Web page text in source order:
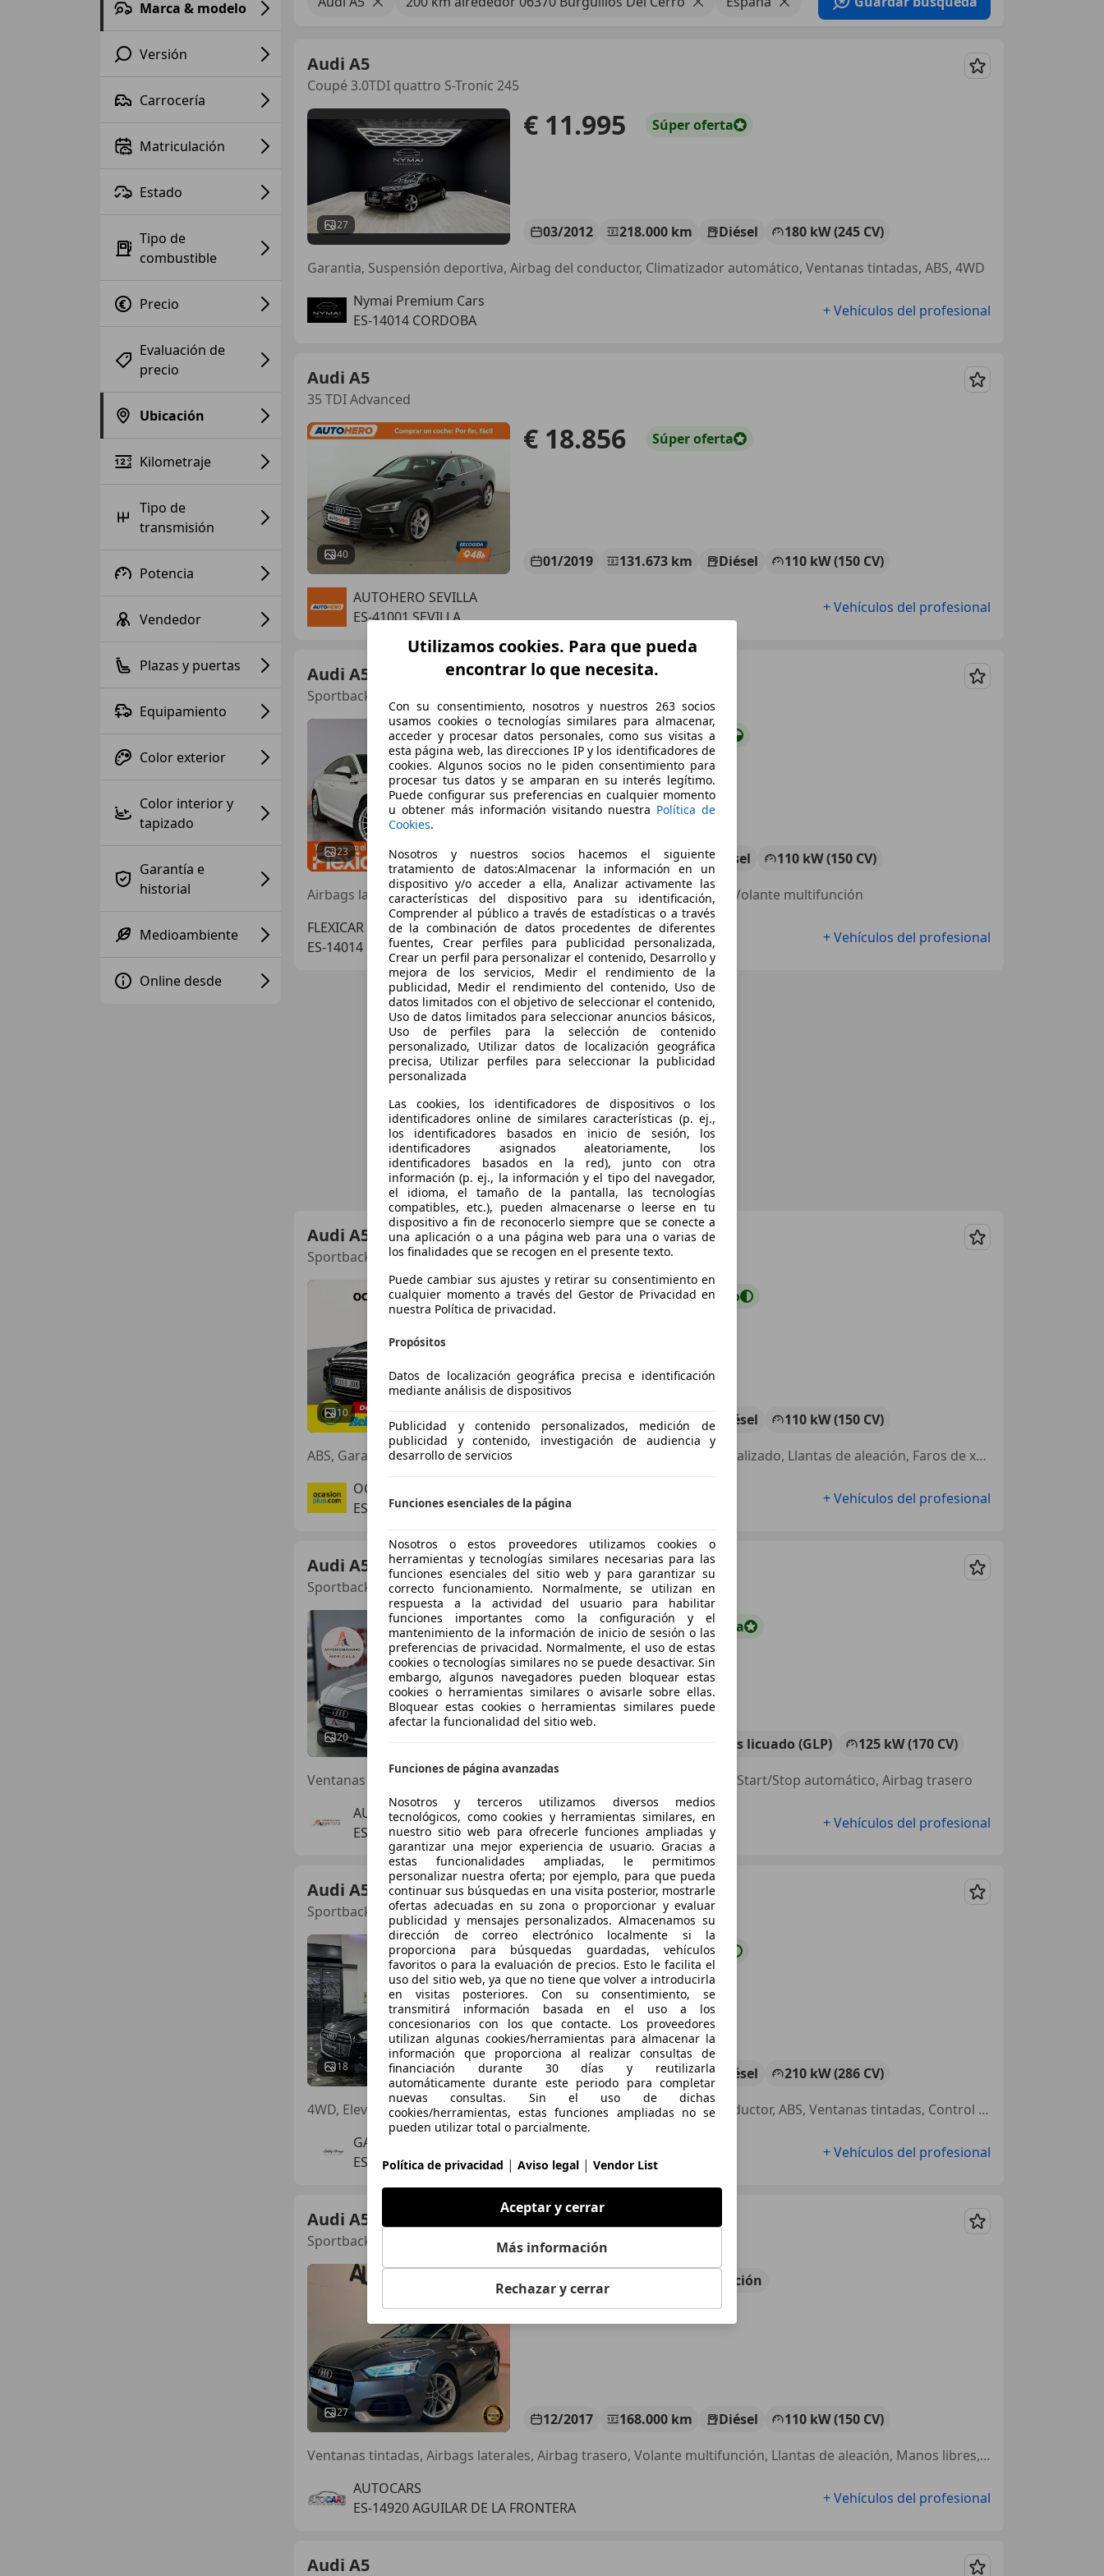
Marca & modelo
Versión
Carrocería
Matriculación
Estado
Tipo de
combustible
Precio
Evaluación de
precio
Ubicación
Kilometraje
Tipo de
transmisión
Potencia
Vendedor
Plazas y puertas
Equipamiento
Color exterior
Color interior y
tapizado
Garantía e
historial
Medioambiente
Online desde
Audi A5
Coupé 3.0TDI quattro S-Tronic 245
Guardar
27
€ 11.995 Súperoferta
03/2012 218.000 km Diésel
180 kW (245 CV)
Garantia, Suspensión deportiva, Airbag del conductor, Climatizador automático, Ventanas tintadas, ABS, 4WD
Nymai Premium Cars
ES-14014 CORDOBA
+ Vehículos del profesional
Audi A5
35 TDI Advanced
Guardar
40
€ 18.856 Súperoferta
01/2019 131.673 km Diésel
110 kW (150 CV)
AUTOHERO SEVILLA
ES-41001 SEVILLA
+ Vehículos del profesional
Audi A5
Sportback 2.0TDI 110kW
Guardar
23
€ 20.990 Buen precio
07/2018 89.938 km Diésel
110 kW (150 CV)
Airbags laterales, Ventanas tintadas, ABS, Airbag trasero, Bluetooth, Volante multifunción
FLEXICAR CÓRDOBA- Pol. Ind. Las Quemadas
ES-14014 CORDOBA
+ Vehículos del profesional
Audi A5
Sportback 2.0TDI Advanced ed. Mult. 150
Guardar
10
€ 14.8501 Preciojusto
03/2015 226.700 km Diésel
110 kW (150 CV)
ABS, Garantia, Ventanas tintadas, Start/Stop automático, Cierre centralizado, Llantas de aleación, Faros de xenon, Manos libres
OCASIONPLUS CACERES
ES-10195 CACERES
+ Vehículos del profesional
Audi A5
Sportback 40 g-tron Advanced S tronic
Guardar
20
€ 19.9001 Súper oferta
Gas licuado (GLP)
125 kW (170 CV)
Ventanas tintadas, Airbags laterales, USB, Volante multifunción, ABS, Start/Stop automático, Airbag trasero
AUTOMOVILES ANTONIO NAVARRO MERICALA
ES-06800 MERIDA
+ Vehículos del profesional
Audi A5
Sportback 3.0TDI quattro Tiptronic 210kW
Guardar
18
€ 24.990 Preciojusto
03/2018 198.000 km Diésel
210 kW (286 CV)
4WD, Elevalunas eléctrico, Airbags laterales, Garantia, Airbag del conductor, ABS, Ventanas tintadas, Control de velocidad
GATSBY GARAGE
ES-06030 VALVERDE DE LEGANES
+ Vehículos del profesional
Audi A5
Sportback 2.0TDI 110kW
Guardar
27
€ 19.900 comparación
12/2017 168.000 km Diésel
110 kW (150 CV)
Ventanas tintadas, Airbags laterales, Airbag trasero, Volante multifunción, Llantas de aleación, Manos libres, ABS, Climatizador automático
AUTOCARS
ES-14920 AGUILAR DE LA FRONTERA
+ Vehículos del profesional
Audi A5
Utilizamos cookies. Para que pueda
encontrar lo que necesita.
Con su consentimiento, nosotros y nuestros 263 socios
usamos cookies o tecnologías similares para almacenar,
acceder y procesar datos personales, como sus visitas a
esta página web, las direcciones IP y los identificadores de
cookies. Algunos socios no le piden consentimiento para
procesar tus datos y se amparan en su interés legítimo.
Puede configurar sus preferencias en cualquier momento
u obtener más información visitando nuestra Política de
Cookies.
Nosotros y nuestros socios hacemos el siguiente
tratamiento de datos:Almacenar la información en un
dispositivo y/o acceder a ella, Analizar activamente las
características del dispositivo para su identificación,
Comprender al público a través de estadísticas o a través
de la combinación de datos procedentes de diferentes
fuentes, Crear perfiles para publicidad personalizada,
Crear un perfil para personalizar el contenido, Desarrollo y
mejora de los servicios, Medir el rendimiento de la
publicidad, Medir el rendimiento del contenido, Uso de
datos limitados con el objetivo de seleccionar el contenido,
Uso de datos limitados para seleccionar anuncios básicos,
Uso de perfiles para la selección de contenido
personalizado, Utilizar datos de localización geográfica
precisa, Utilizar perfiles para seleccionar la publicidad
personalizada
Las cookies, los identificadores de dispositivos o los
identificadores online de similares características (p. ej.,
los identificadores basados en inicio de sesión, los
identificadores asignados aleatoriamente, los
identificadores basados en la red), junto con otra
información (p. ej., la información y el tipo del navegador,
el idioma, el tamaño de la pantalla, las tecnologías
compatibles, etc.), pueden almacenarse o leerse en tu
dispositivo a fin de reconocerlo siempre que se conecte a
una aplicación o a una página web para una o varias de
los finalidades que se recogen en el presente texto.
Puede cambiar sus ajustes y retirar su consentimiento en
cualquier momento a través del Gestor de Privacidad en
nuestra Política de privacidad.
Propósitos
Datos de localización geográfica precisa e identificación
mediante análisis de dispositivos
Publicidad y contenido personalizados, medición de
publicidad y contenido, investigación de audiencia y
desarrollo de servicios
Funciones esenciales de la página
Nosotros o estos proveedores utilizamos cookies o
herramientas y tecnologías similares necesarias para las
funciones esenciales del sitio web y para garantizar su
correcto funcionamiento. Normalmente, se utilizan en
respuesta a la actividad del usuario para habilitar
funciones importantes como la configuración y el
mantenimiento de la información de inicio de sesión o las
preferencias de privacidad. Normalmente, el uso de estas
cookies o tecnologías similares no se puede desactivar. Sin
embargo, algunos navegadores pueden bloquear estas
cookies o herramientas similares o avisarle sobre ellas.
Bloquear estas cookies o herramientas similares puede
afectar la funcionalidad del sitio web.
Funciones de página avanzadas
Nosotros y terceros utilizamos diversos medios
tecnológicos, como cookies y herramientas similares, en
nuestro sitio web para ofrecerle funciones ampliadas y
garantizar una mejor experiencia de usuario. Gracias a
estas funcionalidades ampliadas, le permitimos
personalizar nuestra oferta; por ejemplo, para que pueda
continuar sus búsquedas en una visita posterior, mostrarle
ofertas adecuadas en su zona o proporcionar y evaluar
publicidad y mensajes personalizados. Almacenamos su
dirección de correo electrónico localmente si la
proporciona para búsquedas guardadas, vehículos
favoritos o para la evaluación de precios. Esto le facilita el
uso del sitio web, ya que no tiene que volver a introducirla
en visitas posteriores. Con su consentimiento, se
transmitirá información basada en el uso a los
concesionarios con los que contacte. Los proveedores
utilizan algunas cookies/herramientas para almacenar la
información que proporciona al realizar consultas de
financiación durante 30 días y reutilizarla
automáticamente durante este periodo para completar
nuevas consultas. Sin el uso de dichas
cookies/herramientas, estas funciones ampliadas no se
pueden utilizar total o parcialmente.
Política de privacidad | Aviso legal | Vendor List
Aceptar y cerrar
Más información
Rechazar y cerrar